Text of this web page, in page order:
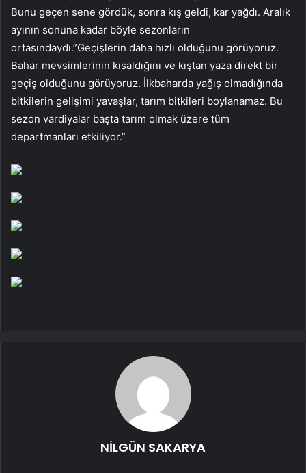
Bunu geçen sene gördük, sonra kış geldi, kar yağdı. Aralık
ayının sonuna kadar böyle sezonların
ortasındaydı.”Geçişlerin daha hızlı olduğunu görüyoruz.
Bahar mevsimlerinin kısaldığını ve kıştan yaza direkt bir
geçiş olduğunu görüyoruz. İlkbaharda yağış olmadığında
bitkilerin gelişimi yavaşlar, tarım bitkileri boylanamaz. Bu
sezon vardiyalar başta tarım olmak üzere tüm
departmanları etkiliyor.”
NİLGÜN SAKARYA